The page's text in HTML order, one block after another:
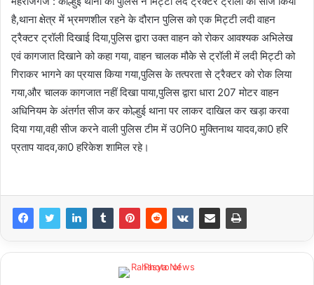
है,थाना क्षेत्र में भ्रमणशील रहने के दौरान पुलिस को एक मिट्टी लदी वाहन
ट्रैक्टर ट्रॉली दिखाई दिया,पुलिस द्वारा उक्त वाहन को रोकर आवश्यक अभिलेख
एवं कागजात दिखाने को कहा गया, वाहन चालक मौके से ट्रॉली में लदी मिट्टी को
गिराकर भागने का प्रयास किया गया,पुलिस के तत्परता से ट्रैक्टर को रोक लिया
गया,और चालक कागजात नहीं दिखा पाया,पुलिस द्वारा धारा 207 मोटर वाहन
अधिनियम के अंतर्गत सीज कर कोल्हुई थाना पर लाकर दाखिल कर खड़ा करवा
दिया गया,वही सीज करने वाली पुलिस टीम में उ0नि0 मुक्तिनाथ यादव,का0 हरि
प्रताप यादव,का0 हरिकेश शामिल रहे।